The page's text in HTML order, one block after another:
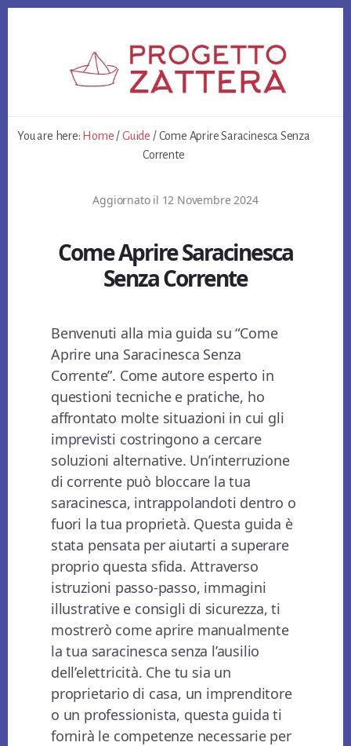
You are here: Home /Guide /Come Aprire Saracinesca Senza
Corrente
Aggiornato il 12 Novembre 2024
Come Aprire Saracinesca
Senza Corrente
Benvenuti alla mia guida su “Come
Aprire una Saracinesca Senza
Corrente”. Come autore esperto in
questioni tecniche e pratiche, ho
affrontato molte situazioni in cui gli
imprevisti costringono a cercare
soluzioni alternative. Un’interruzione
di corrente può bloccare la tua
saracinesca, intrappolandoti dentro o
fuori la tua proprietà. Questa guida è
stata pensata per aiutarti a superare
proprio questa sfida. Attraverso
istruzioni passo-passo, immagini
illustrative e consigli di sicurezza, ti
mostrerò come aprire manualmente
la tua saracinesca senza l’ausilio
dell’elettricità. Che tu sia un
proprietario di casa, un imprenditore
o un professionista, questa guida ti
fornirà le competenze necessarie per